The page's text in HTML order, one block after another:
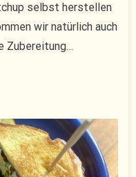
selbst herstellen
wir natürlich auch
Zubereitung…